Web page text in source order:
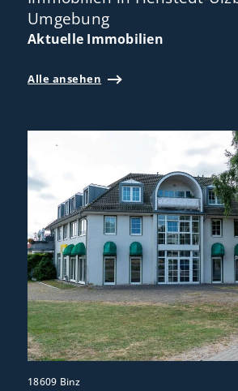
Umgebung
Aktuelle Immobilien
Alle ansehen
18609 Binz